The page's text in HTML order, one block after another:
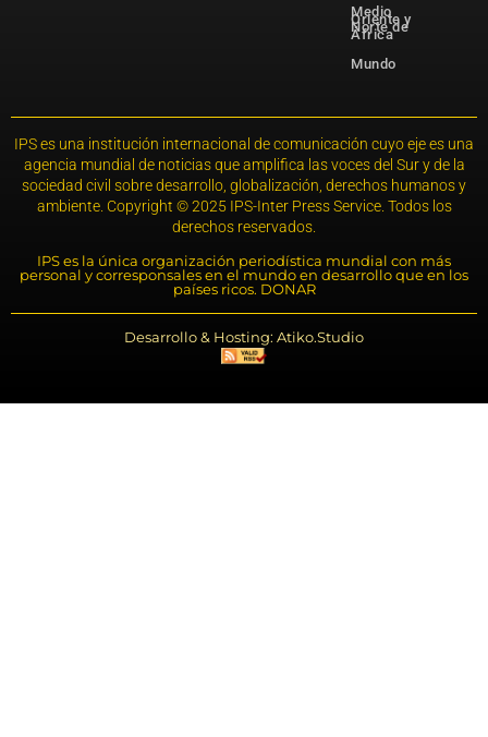
Medio
Oriente y
Norte de
África
Mundo
IPS es una institución internacional de comunicación cuyo eje es una
agencia mundial de noticias que amplifica las voces del Sur y de la
sociedad civil sobre desarrollo, globalización, derechos humanos y
ambiente. Copyright © 2025 IPS-Inter Press Service. Todos los
derechos reservados.
IPS es la única organización periodística mundial con más
personal y corresponsales en el mundo en desarrollo que en los
países ricos. DONAR
Desarrollo & Hosting: Atiko.Studio